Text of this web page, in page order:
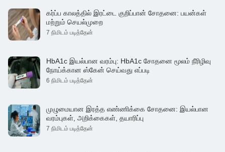
கர்ப்ப காலத்தில் இரட்டை குறிப்பான் சோதனை: பயன்கள்
மற்றும் செயல்முறை
7 நிமிடம் படித்தேன்
HbA1c இயல்பான வரம்பு: HbA1c சோதனை மூலம் நீரிழிவு
நோய்க்கான ஸ்கேன் செய்வது எப்படி
6 நிமிடம் படித்தேன்
முழுமையான இரத்த எண்ணிக்கை சோதனை: இயல்பான
வரம்புகள், அறிக்கைகள், தயாரிப்பு
7 நிமிடம் படித்தேன்